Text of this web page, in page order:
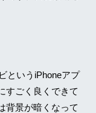
というiPhoneアプ
すごく良くできて
背景が暗くなって